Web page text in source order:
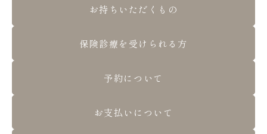
お持ちいただくもの
保険診療を受けられる方
予約について
お支払いについて